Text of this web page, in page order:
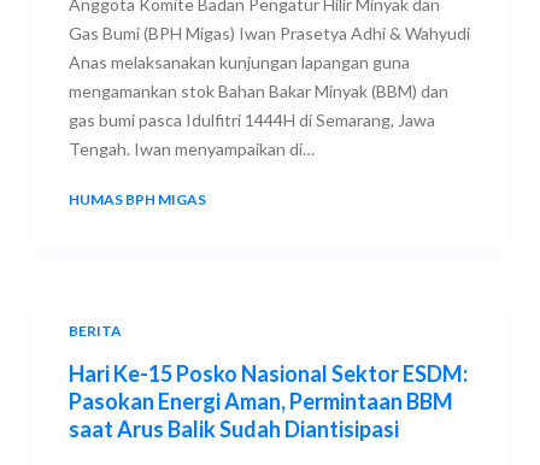
Gas Bumi (BPH Migas) Iwan Prasetya Adhi & Wahyudi
Anas melaksanakan kunjungan lapangan guna
mengamankan stok Bahan Bakar Minyak (BBM) dan
gas bumi pasca Idulfitri 1444H di Semarang, Jawa
Tengah. Iwan menyampaikan di…
HUMAS BPH MIGAS
BERITA
Hari Ke-15 Posko Nasional Sektor ESDM:
Pasokan Energi Aman, Permintaan BBM
saat Arus Balik Sudah Diantisipasi